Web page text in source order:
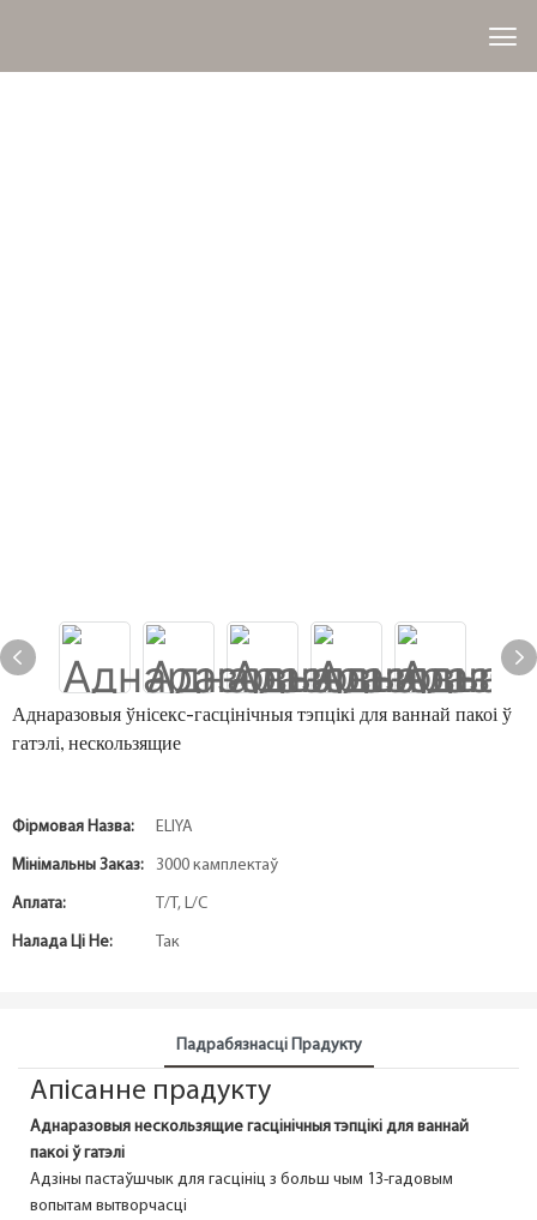
Аднаразовыя ўнісекс-гасцінічныя тэпцікі для ваннай пакоі ў
гатэлі, нескользящие
Фірмовая Назва: ELIYA
Мінімальны Заказ: 3000 камплектаў
Аплата: T/T, L/C
Налада Ці Не: Так
Падрабязнасці Прадукту
Апісанне прадукту
Аднаразовыя нескользящие гасцінічныя тэпцікі для ваннай
пакоі ў гатэлі
Адзіны пастаўшчык для гасцініц з больш чым 13-гадовым
вопытам вытворчасці